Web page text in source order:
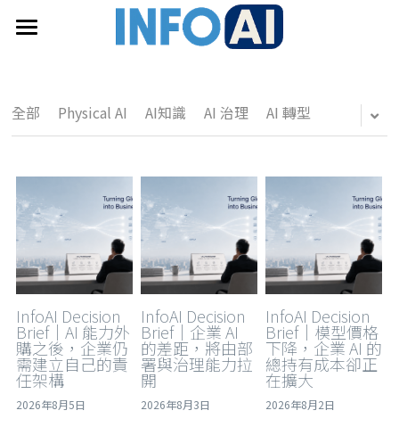
關於InfoAI
訂閱電子報
搜索
email聯絡
全部 Physical AI AI知識 AI 治理 AI 轉型
InfoAI Decision
Brief｜AI 能力外
購之後，企業仍
需建立自己的責
任架構
2026年8月5日
InfoAI Decision
Brief｜企業 AI
的差距，將由部
署與治理能力拉
開
2026年8月3日
InfoAI Decision
Brief｜模型價格
下降，企業 AI 的
總持有成本卻正
在擴大
2026年8月2日